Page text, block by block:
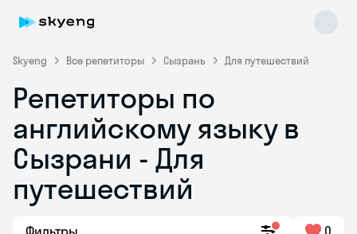
Skyeng Все репетиторы Сызрань Для путешествий
Репетиторы по
английскому языку в
Сызрани - Для
путешествий
Фильтры 0